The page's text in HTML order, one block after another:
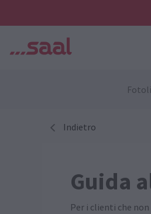
Indietro
Guida
Per i clienti che